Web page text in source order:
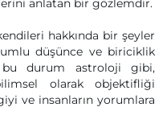
anlatan bir gözlemdir.
hakkında bir şeyler
düşünce ve biriciklik
bu durum astroloji gibi,
olarak objektifliği
ve insanların yorumlara